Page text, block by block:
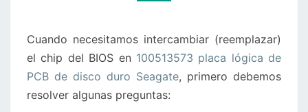
DE
DISCO
DURO
SEAGATE
Cuando necesitamos intercambiar (reemplazar)
el chip del BIOS en 100513573 placa lógica de
PCB de disco duro Seagate, primero debemos
resolver algunas preguntas: